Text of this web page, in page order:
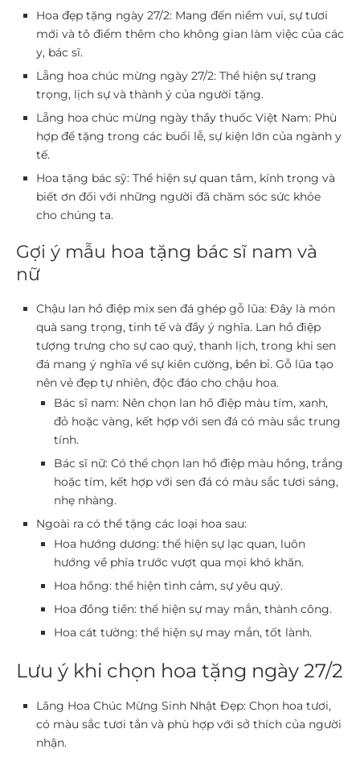
Hoa đẹp tặng ngày 27/2: Mang đến niềm vui, sự tươi
mới và tô điểm thêm cho không gian làm việc của các
y, bác sĩ.
Lẵng hoa chúc mừng ngày 27/2: Thể hiện sự trang
trọng, lịch sự và thành ý của người tặng.
Lẵng hoa chúc mừng ngày thầy thuốc Việt Nam: Phù
hợp để tặng trong các buổi lễ, sự kiện lớn của ngành y
tế.
Hoa tặng bác sỹ: Thể hiện sự quan tâm, kính trọng và
biết ơn đối với những người đã chăm sóc sức khỏe
cho chúng ta.
Gợi ý mẫu hoa tặng bác sĩ nam và
nữ
Chậu lan hồ điệp mix sen đá ghép gỗ lũa: Đây là món
quà sang trọng, tinh tế và đầy ý nghĩa. Lan hồ điệp
tượng trưng cho sự cao quý, thanh lịch, trong khi sen
đá mang ý nghĩa về sự kiên cường, bền bỉ. Gỗ lũa tạo
nên vẻ đẹp tự nhiên, độc đáo cho chậu hoa.
Bác sĩ nam: Nên chọn lan hồ điệp màu tím, xanh,
đỏ hoặc vàng, kết hợp với sen đá có màu sắc trung
tính.
Bác sĩ nữ: Có thể chọn lan hồ điệp màu hồng, trắng
hoặc tím, kết hợp với sen đá có màu sắc tươi sáng,
nhẹ nhàng.
Ngoài ra có thể tặng các loại hoa sau:
Hoa hướng dương: thể hiện sự lạc quan, luôn
hướng về phía trước vượt qua mọi khó khăn.
Hoa hồng: thể hiện tình cảm, sự yêu quý.
Hoa đồng tiền: thể hiện sự may mắn, thành công.
Hoa cát tường: thể hiện sự may mắn, tốt lành.
Lưu ý khi chọn hoa tặng ngày 27/2
Lãng Hoa Chúc Mừng Sinh Nhật Đẹp: Chọn hoa tươi,
có màu sắc tươi tắn và phù hợp với sở thích của người
nhận.